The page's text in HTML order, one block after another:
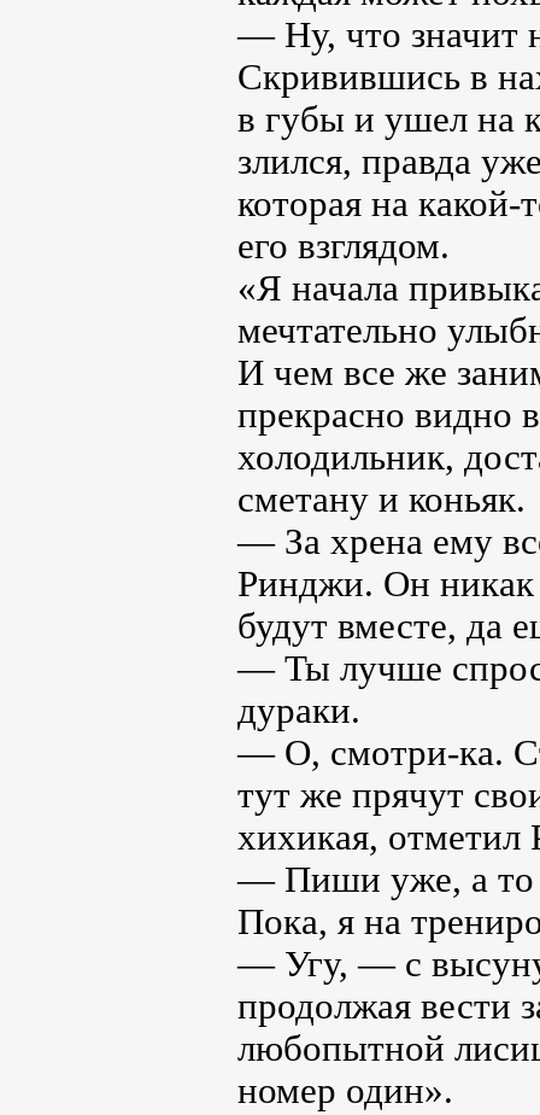
— Ну, что значит
Скривившись в
в губы и ушел на
злился, правда
которая на
его взглядом.
«Я начала
мечтательно
И чем все же
прекрасно видно
холодильник,
сметану и коньяк.
— За хрена ему
Ринджи. Он никак
будут вместе, да
— Ты лучше
дураки.
— О, смотри-ка.
тут же прячут
хихикая,
— Пиши уже, а то
Пока, я на
— Угу, — с
продолжая вести
любопытной
номер один».